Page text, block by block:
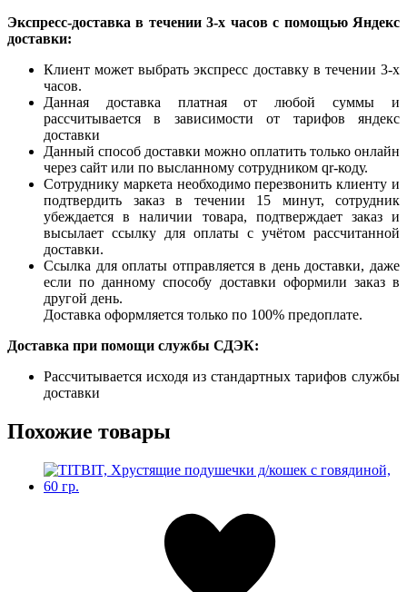
Экспресс-доставка в течении 3-х часов с помощью Яндекс
доставки:
Клиент может выбрать экспресс доставку в течении 3-х
часов.
Данная доставка платная от любой суммы и
рассчитывается в зависимости от тарифов яндекс
доставки
Данный способ доставки можно оплатить только онлайн
через сайт или по высланному сотрудником qr-коду.
Сотруднику маркета необходимо перезвонить клиенту и
подтвердить заказ в течении 15 минут, сотрудник
убеждается в наличии товара, подтверждает заказ и
высылает ссылку для оплаты с учётом рассчитанной
доставки.
Ссылка для оплаты отправляется в день доставки, даже
если по данному способу доставки оформили заказ в
другой день.
Доставка оформляется только по 100% предоплате.
Доставка при помощи службы СДЭК:
Рассчитывается исходя из стандартных тарифов службы
доставки
Похожие товары